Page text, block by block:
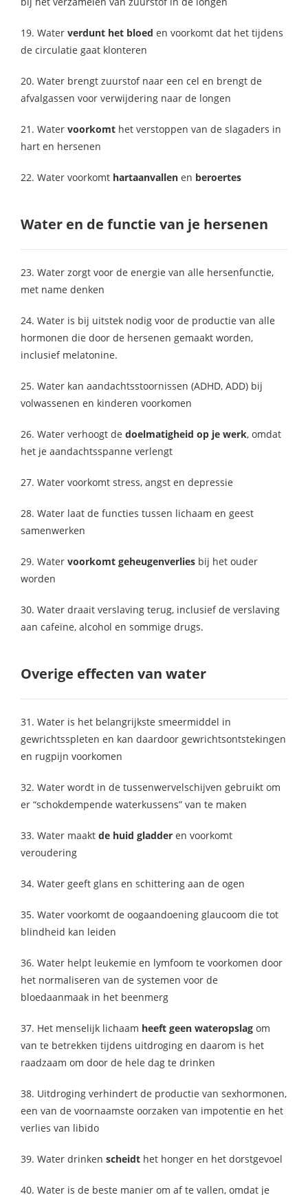
19. Water verdunt het bloed en voorkomt dat het tijdens
de circulatie gaat klonteren
20. Water brengt zuurstof naar een cel en brengt de
afvalgassen voor verwijdering naar de longen
21. Water voorkomt het verstoppen van de slagaders in
hart en hersenen
22. Water voorkomt hartaanvallen en beroertes
Water en de functie van je hersenen
23. Water zorgt voor de energie van alle hersenfunctie,
met name denken
24. Water is bij uitstek nodig voor de productie van alle
hormonen die door de hersenen gemaakt worden,
inclusief melatonine.
25. Water kan aandachtsstoornissen (ADHD, ADD) bij
volwassenen en kinderen voorkomen
26. Water verhoogt de doelmatigheid op je werk, omdat
het je aandachtsspanne verlengt
27. Water voorkomt stress, angst en depressie
28. Water laat de functies tussen lichaam en geest
samenwerken
29. Water voorkomt geheugenverlies bij het ouder
worden
30. Water draait verslaving terug, inclusief de verslaving
aan cafeïne, alcohol en sommige drugs.
Overige effecten van water
31. Water is het belangrijkste smeermiddel in
gewrichtsspleten en kan daardoor gewrichtsontstekingen
en rugpijn voorkomen
32. Water wordt in de tussenwervelschijven gebruikt om
er “schokdempende waterkussens” van te maken
33. Water maakt de huid gladder en voorkomt
veroudering
34. Water geeft glans en schittering aan de ogen
35. Water voorkomt de oogaandoening glaucoom die tot
blindheid kan leiden
36. Water helpt leukemie en lymfoom te voorkomen door
het normaliseren van de systemen voor de
bloedaanmaak in het beenmerg
37. Het menselijk lichaam heeft geen wateropslag om
van te betrekken tijdens uitdroging en daarom is het
raadzaam om door de hele dag te drinken
38. Uitdroging verhindert de productie van sexhormonen,
een van de voornaamste oorzaken van impotentie en het
verlies van libido
39. Water drinken scheidt het honger en het dorstgevoel
40. Water is de beste manier om af te vallen, omdat je